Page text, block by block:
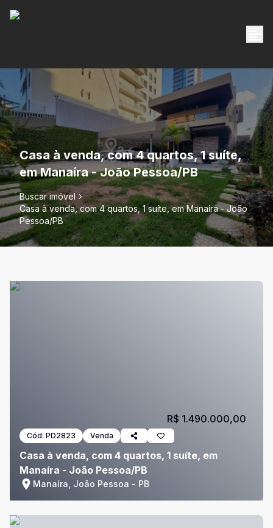
Casa à venda, com 4 quartos, 1 suíte,
em Manaíra - João Pessoa/PB
Buscar imóvel
Casa à venda, com 4 quartos, 1 suíte, em Manaíra - João
Pessoa/PB
Cód: PD2823 Venda
Casa à venda, com 4 quartos, 1 suíte, em
Manaíra - João Pessoa/PB
Manaíra, João Pessoa - PB
R$ 1.490.000,00